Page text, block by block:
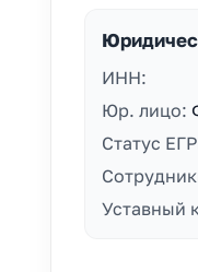
ИНН:
Юр. лицо:
Статус
Уставный